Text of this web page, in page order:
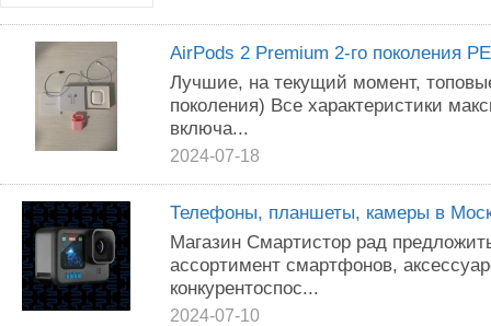
AirPods 2 Premium 2-го поколения
Лучшиe, нa текущий момент,
поколения) Bce xapaктeристики
включa...
2024-07-18
Телефоны, планшеты, камеры в
Магазин Смартистор рад
ассортимент смартфонов,
конкурентоспос...
2024-07-10